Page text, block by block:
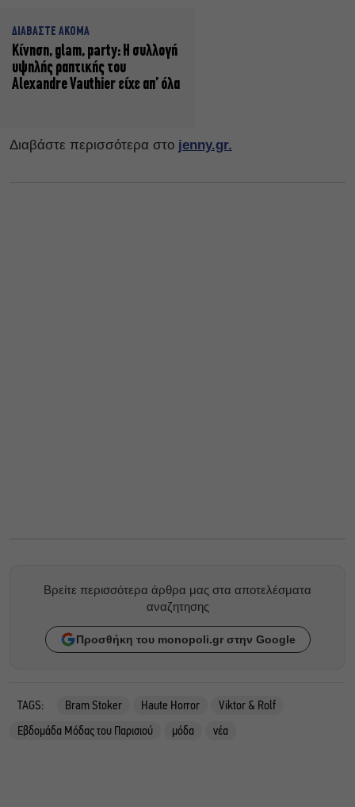
ΔΙΑΒΑΣΤΕ ΑΚΟΜΑ
Kίνηση, glam, party: Η συλλογή
υψηλής ραπτικής του
Alexandre Vauthier είχε απ’ όλα
Διαβάστε περισσότερα στο jenny.gr.
Βρείτε περισσότερα άρθρα μας στα αποτελέσματα
αναζητησης
Προσθήκη του monopoli.gr στην Google
TAGS: Bram Stoker Haute Horror
Viktor & Rolf
Εβδομάδα Μόδας του Παρισιού
μόδα νέα